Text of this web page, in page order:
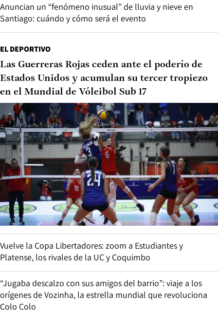
Anuncian un “fenómeno inusual” de lluvia y nieve en
Santiago: cuándo y cómo será el evento
EL DEPORTIVO
Las Guerreras Rojas ceden ante el poderío de
Estados Unidos y acumulan su tercer tropiezo
en el Mundial de Vóleibol Sub 17
Vuelve la Copa Libertadores: zoom a Estudiantes y
Platense, los rivales de la UC y Coquimbo
“Jugaba descalzo con sus amigos del barrio”: viaje a los
orígenes de Vozinha, la estrella mundial que revoluciona
Colo Colo